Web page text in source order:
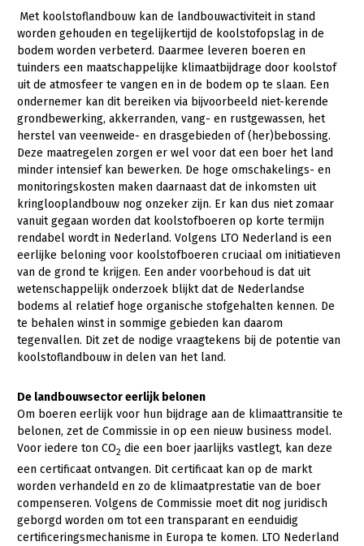
Bodem en water
Platteland en omgeving
Mens, ondernemerschap en onderwijs
Internationaal
Sectoren
Dier
Biologische Landbouw
Geitenhouderij
Kalverhouderij
Konijnenhouderij
Melkveehouderij
Paardenhouderij
Schapenhouderij
Varkenshouderij
Vleesveehouderij
Plant
Akkerbouw
Biologische Landbouw
Bollenteelt
Bomen, vaste planten en zomerbloemen
Fruitteelt
Paddenstoelen
Vollegrondsgroente
Multifunctionele landbouw
Multifunctioneel
Vrouw en Bedrijf
Onderwerpen
Nieuws
Nieuwsabonnement
Webinars
Over LTO
LTO Nederland
Mensen
Bestuur en Directie
Medewerkers
Vakgroepbestuurders
Jaarverslag 2023
Vacatures
Pers
Met koolstoflandbouw kan de landbouwactiviteit in stand
worden gehouden en tegelijkertijd de koolstofopslag in de
bodem worden verbeterd. Daarmee leveren boeren en
tuinders een maatschappelijke klimaatbijdrage door koolstof
uit de atmosfeer te vangen en in de bodem op te slaan. Een
ondernemer kan dit bereiken via bijvoorbeeld niet-kerende
grondbewerking, akkerranden, vang- en rustgewassen, het
herstel van veenweide- en drasgebieden of (her)bebossing.
Deze maatregelen zorgen er wel voor dat een boer het land
minder intensief kan bewerken. De hoge omschakelings- en
monitoringskosten maken daarnaast dat de inkomsten uit
kringlooplandbouw nog onzeker zijn. Er kan dus niet zomaar
vanuit gegaan worden dat koolstofboeren op korte termijn
rendabel wordt in Nederland. Volgens LTO Nederland is een
eerlijke beloning voor koolstofboeren cruciaal om initiatieven
van de grond te krijgen. Een ander voorbehoud is dat uit
wetenschappelijk onderzoek blijkt dat de Nederlandse
bodems al relatief hoge organische stofgehalten kennen. De
te behalen winst in sommige gebieden kan daarom
tegenvallen. Dit zet de nodige vraagtekens bij de potentie van
koolstoflandbouw in delen van het land.
De landbouwsector eerlijk belonen
Om boeren eerlijk voor hun bijdrage aan de klimaattransitie te
belonen, zet de Commissie in op een nieuw business model.
Voor iedere ton CO2 die een boer jaarlijks vastlegt, kan deze
een certificaat ontvangen. Dit certificaat kan op de markt
worden verhandeld en zo de klimaatprestatie van de boer
compenseren. Volgens de Commissie moet dit nog juridisch
geborgd worden om tot een transparant en eenduidig
certificeringsmechanisme in Europa te komen. LTO Nederland